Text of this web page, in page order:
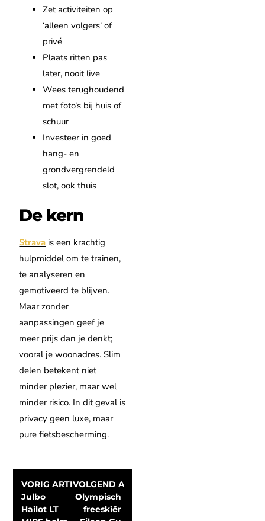
Zet activiteiten op
‘alleen volgers’ of
privé
Plaats ritten pas
later, nooit live
Wees terughoudend
met foto’s bij huis of
schuur
Investeer in goed
hang- en
grondvergrendeld
slot, ook thuis
De kern
Strava is een krachtig
hulpmiddel om te trainen,
te analyseren en
gemotiveerd te blijven.
Maar zonder
aanpassingen geef je
meer prijs dan je denkt;
vooral je woonadres. Slim
delen betekent niet
minder plezier, maar wel
minder risico. In dit geval is
privacy geen luxe, maar
pure fietsbescherming.
VORIG ARTIKEL
Julbo
Hailot LT
VOLGEND ARTIKEL
Olympisch
freeskiër